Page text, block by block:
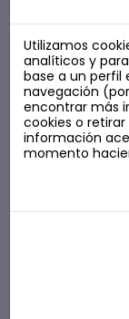
COSMÉTICA
Utilizamos
analíticos y
base a un perfil
navegación
encontrar más
cookies o
información
momento